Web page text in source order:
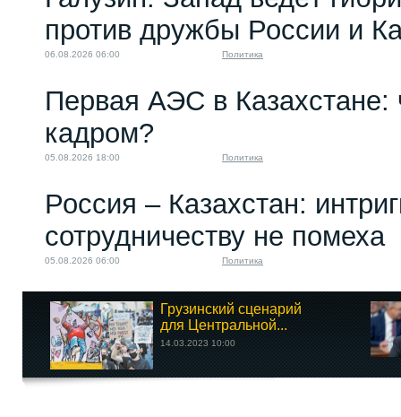
против дружбы России и
06.08.2026 06:00 Политика
Первая АЭС в Казахстане:
кадром?
05.08.2026 18:00 Политика
Россия – Казахстан:
сотрудничеству не помеха
05.08.2026 06:00 Политика
Грузинский сценарий
для Центральной...
14.03.2023 10:00